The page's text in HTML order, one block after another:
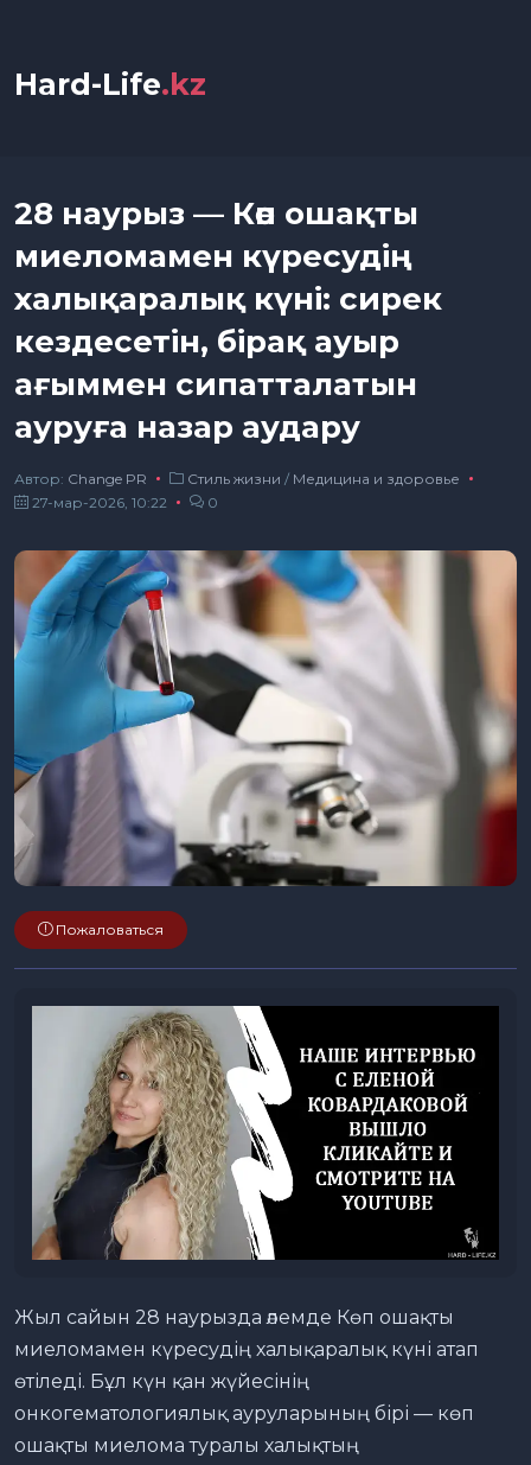
Hard-Life.kz
28 наурыз — Көп ошақты
миеломамен күресудің
халықаралық күні: сирек
кездесетін, бірақ ауыр
ағыммен сипатталатын
ауруға назар аудару
Автор: Сhange PR Стиль жизни / Медицина и здоровье
27-мар-2026, 10:22
0
Пожаловаться
Жыл сайын 28 наурызда әлемде Көп ошақты
миеломамен күресудің халықаралық күні атап
өтіледі. Бұл күн қан жүйесінің
онкогематологиялық ауруларының бірі — көп
ошақты миелома туралы халықтың